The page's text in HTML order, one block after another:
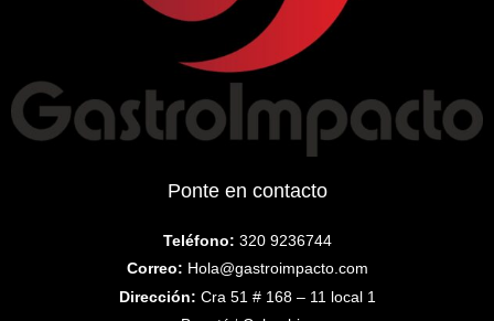
Ponte en contacto
Teléfono: 320 9236744
Correo: Hola@gastroimpacto.com
Dirección: Cra 51 # 168 – 11 local 1